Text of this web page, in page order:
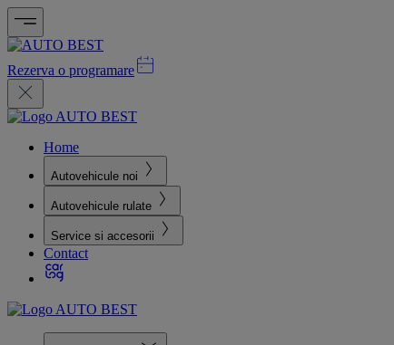
Rezerva o programare
Home
Autovehicule noi
Autovehicule rulate
Service si accesorii
Contact